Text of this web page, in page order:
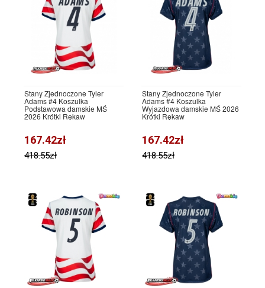
Stany Zjednoczone Tyler
Adams #4 Koszulka
Podstawowa damskie MŚ
2026 Krótki Rękaw
167.42zł
418.55zł
Stany Zjednoczone Tyler
Adams #4 Koszulka
Wyjazdowa damskie MŚ 2026
Krótki Rękaw
167.42zł
418.55zł